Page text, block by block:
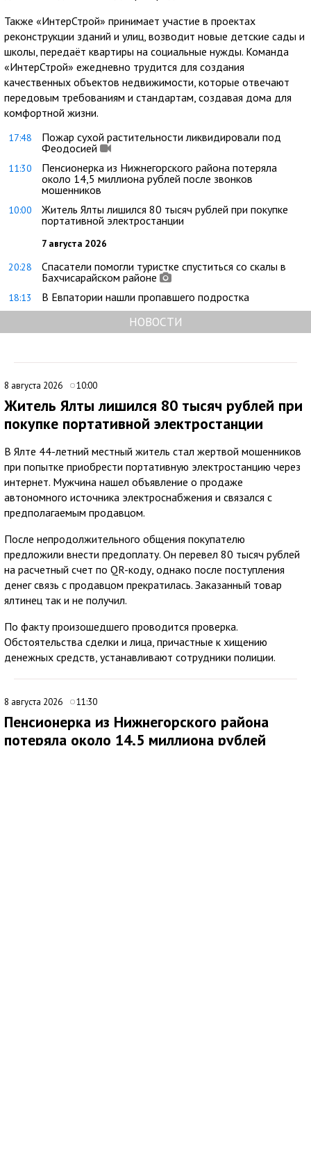
Также «ИнтерСтрой» принимает участие в проектах
реконструкции зданий и улиц, возводит новые детские сады и
школы, передаёт квартиры на социальные нужды. Команда
«ИнтерСтрой» ежедневно трудится для создания
качественных объектов недвижимости, которые отвечают
передовым требованиям и стандартам, создавая дома для
комфортной жизни.
17:48
Пожар сухой растительности ликвидировали под
Феодосией
11:30
Пенсионерка из Нижнегорского района потеряла
около 14,5 миллиона рублей после звонков
мошенников
10:00
Житель Ялты лишился 80 тысяч рублей при покупке
портативной электростанции
7 августа 2026
20:28
Спасатели помогли туристке спуститься со скалы в
Бахчисарайском районе
18:13 В Евпатории нашли пропавшего подростка
НОВОСТИ
8 августа 2026 10:00
Житель Ялты лишился 80 тысяч рублей при
покупке портативной электростанции
В Ялте 44-летний местный житель стал жертвой мошенников
при попытке приобрести портативную электростанцию через
интернет. Мужчина нашел объявление о продаже
автономного источника электроснабжения и связался с
предполагаемым продавцом.
После непродолжительного общения покупателю
предложили внести предоплату. Он перевел 80 тысяч рублей
на расчетный счет по QR-коду, однако после поступления
денег связь с продавцом прекратилась. Заказанный товар
ялтинец так и не получил.
По факту произошедшего проводится проверка.
Обстоятельства сделки и лица, причастные к хищению
денежных средств, устанавливают сотрудники полиции.
8 августа 2026 11:30
Пенсионерка из Нижнегорского района
потеряла около 14,5 миллиона рублей